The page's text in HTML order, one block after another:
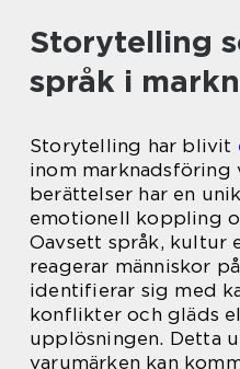
Storytelling
språk i
Storytelling har blivit
inom marknadsföring
berättelser har en
emotionell koppling
Oavsett språk, kultur
reagerar människor
identifierar sig med
konflikter och gläds
upplösningen. Detta
varumärken kan